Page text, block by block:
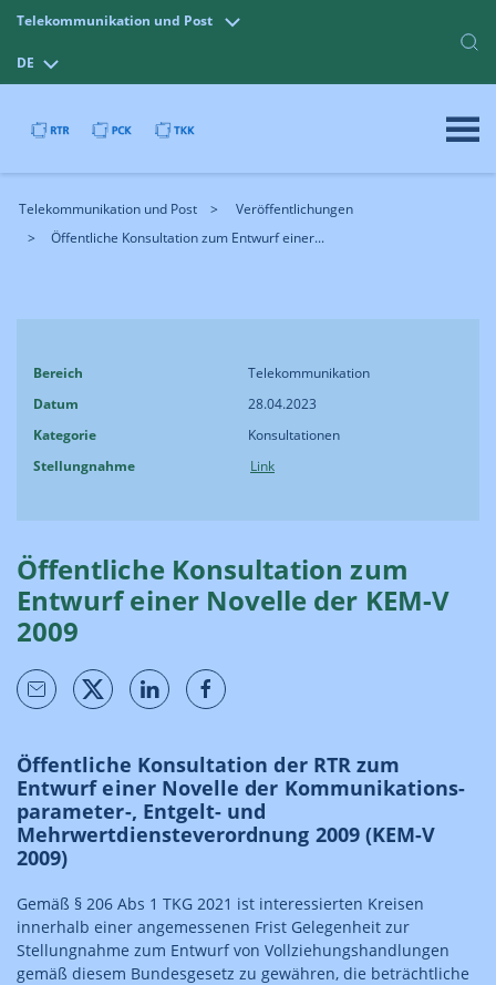
Telekommunikation und Post
DE
Telekommunikation und Post
Veröffentlichungen
Öffentliche Konsultation zum Entwurf einer...
Bereich
Telekommunikation
Datum
28.04.2023
Kategorie
Konsultationen
Stellungnahme
Link
Öffentliche Konsultation zum
Entwurf einer Novelle der KEM-V
2009
Öffentliche Konsultation der RTR zum
Entwurf einer Novelle der Kommunikations­
parameter-, Entgelt- und
Mehrwertdiensteverordnung 2009 (KEM-V
2009)
Gemäß § 206 Abs 1 TKG 2021 ist interessierten Kreisen
innerhalb einer angemessenen Frist Gelegenheit zur
Stellungnahme zum Entwurf von Vollziehungshandlungen
gemäß diesem Bundesgesetz zu gewähren, die beträchtliche